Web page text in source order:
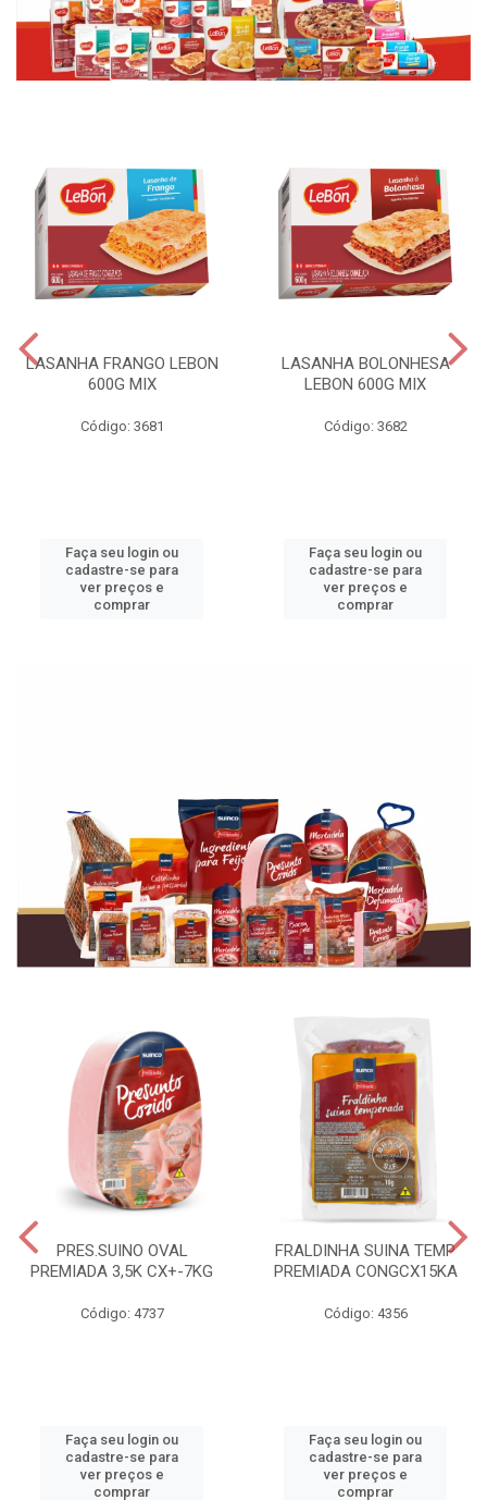
LASANHA FRANGO LEBON
600G MIX
Código: 3681
Faça seu login ou
cadastre-se para
ver preços e
comprar
LASANHA BOLONHESA
LEBON 600G MIX
Código: 3682
Faça seu login ou
cadastre-se para
ver preços e
comprar
PRES.SUINO OVAL
PREMIADA 3,5K CX+-7KG
Código: 4737
Faça seu login ou
cadastre-se para
ver preços e
comprar
FRALDINHA SUINA TEMP
PREMIADA CONGCX15KA
Código: 4356
Faça seu login ou
cadastre-se para
ver preços e
comprar